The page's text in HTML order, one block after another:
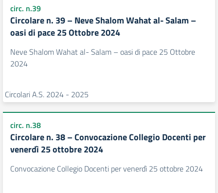
circ. n.39
Circolare n. 39 – Neve Shalom Wahat al- Salam –
oasi di pace 25 Ottobre 2024
Neve Shalom Wahat al- Salam – oasi di pace 25 Ottobre
2024
Circolari A.S. 2024 - 2025
circ. n.38
Circolare n. 38 – Convocazione Collegio Docenti per
venerdì 25 ottobre 2024
Convocazione Collegio Docenti per venerdì 25 ottobre 2024